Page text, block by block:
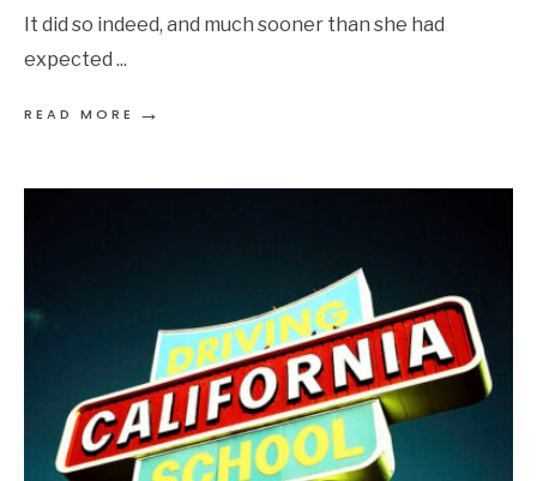
It did so indeed, and much sooner than she had
expected ...
READ MORE →